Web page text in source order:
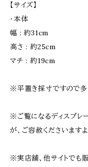
【サイズ】
・本体
幅 : 約31cm
高さ : 約25cm
マチ : 約19cm
※平置き採寸ですので多
※ご覧になるディスプレ
が、ご容赦くださいます
※実店舗、他サイトでも